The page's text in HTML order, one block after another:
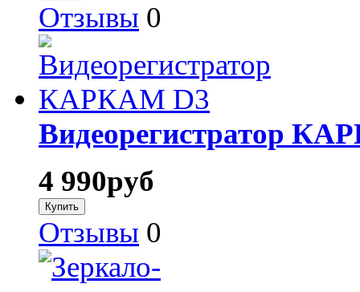
Отзывы 0
Видеорегистратор
4 990руб
Отзывы 0